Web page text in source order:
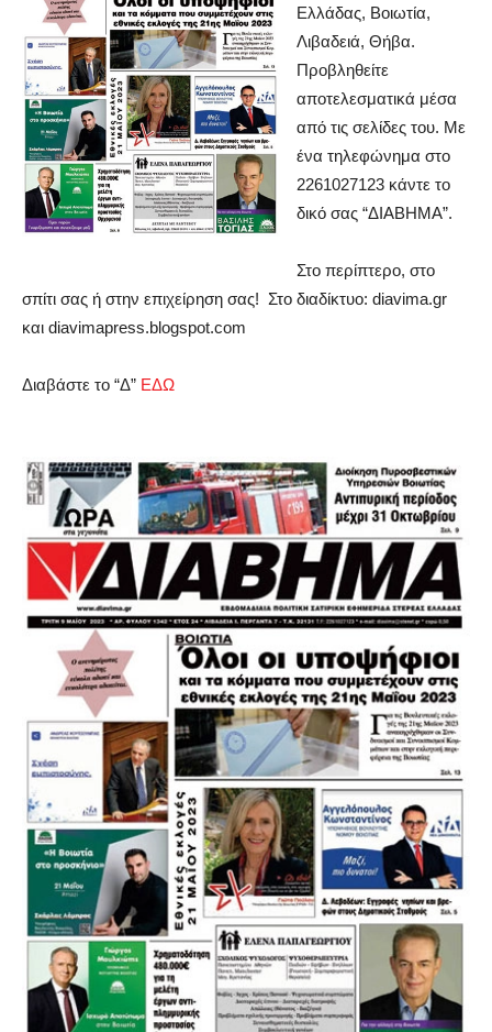
Ελλάδας, Βοιωτία,
Λιβαδειά, Θήβα.
Προβληθείτε
αποτελεσματικά μέσα
από τις σελίδες του. Με
ένα τηλεφώνημα στο
2261027123 κάντε το
δικό σας “ΔΙΑΒΗΜΑ”.
Στο περίπτερο, στο
σπίτι σας ή στην επιχείρηση σας! Στο διαδίκτυο: diavima.gr
και diavimapress.blogspot.com
Διαβάστε το “Δ” ΕΔΩ